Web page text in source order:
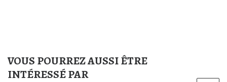
VOUS POURREZ AUSSI ÊTRE
INTÉRESSÉ PAR